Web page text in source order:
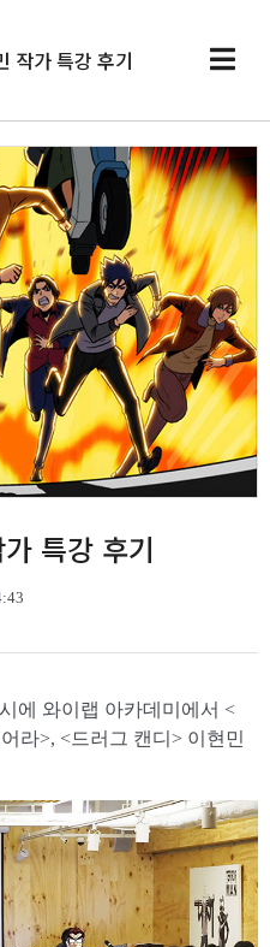
작가 특강 후기
특강 후기
에 와이랩 아카데미에서 <
라>, <드러그 캔디> 이현민